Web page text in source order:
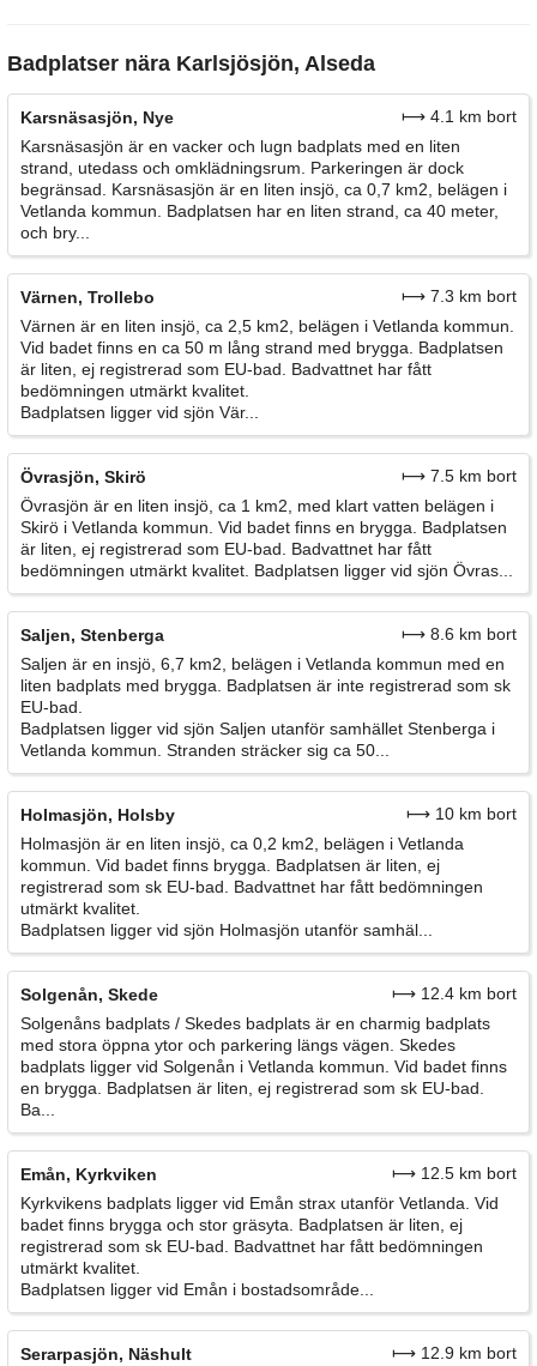
Badplatser nära Karlsjösjön, Alseda
Karsnäsasjön, Nye
⟼ 4.1 km bort
Karsnäsasjön är en vacker och lugn badplats med en liten
strand, utedass och omklädningsrum. Parkeringen är dock
begränsad. Karsnäsasjön är en liten insjö, ca 0,7 km2, belägen i
Vetlanda kommun. Badplatsen har en liten strand, ca 40 meter,
och bry...
Värnen, Trollebo
⟼ 7.3 km bort
Värnen är en liten insjö, ca 2,5 km2, belägen i Vetlanda kommun.
Vid badet finns en ca 50 m lång strand med brygga. Badplatsen
är liten, ej registrerad som EU-bad. Badvattnet har fått
bedömningen utmärkt kvalitet.
Badplatsen ligger vid sjön Vär...
Övrasjön, Skirö
⟼ 7.5 km bort
Övrasjön är en liten insjö, ca 1 km2, med klart vatten belägen i
Skirö i Vetlanda kommun. Vid badet finns en brygga. Badplatsen
är liten, ej registrerad som EU-bad. Badvattnet har fått
bedömningen utmärkt kvalitet. Badplatsen ligger vid sjön Övras...
Saljen, Stenberga
⟼ 8.6 km bort
Saljen är en insjö, 6,7 km2, belägen i Vetlanda kommun med en
liten badplats med brygga. Badplatsen är inte registrerad som sk
EU-bad.
Badplatsen ligger vid sjön Saljen utanför samhället Stenberga i
Vetlanda kommun. Stranden sträcker sig ca 50...
Holmasjön, Holsby
⟼ 10 km bort
Holmasjön är en liten insjö, ca 0,2 km2, belägen i Vetlanda
kommun. Vid badet finns brygga. Badplatsen är liten, ej
registrerad som sk EU-bad. Badvattnet har fått bedömningen
utmärkt kvalitet.
Badplatsen ligger vid sjön Holmasjön utanför samhäl...
Solgenån, Skede
⟼ 12.4 km bort
Solgenåns badplats / Skedes badplats är en charmig badplats
med stora öppna ytor och parkering längs vägen. Skedes
badplats ligger vid Solgenån i Vetlanda kommun. Vid badet finns
en brygga. Badplatsen är liten, ej registrerad som sk EU-bad.
Ba...
Emån, Kyrkviken
⟼ 12.5 km bort
Kyrkvikens badplats ligger vid Emån strax utanför Vetlanda. Vid
badet finns brygga och stor gräsyta. Badplatsen är liten, ej
registrerad som sk EU-bad. Badvattnet har fått bedömningen
utmärkt kvalitet.
Badplatsen ligger vid Emån i bostadsområde...
Serarpasjön, Näshult
⟼ 12.9 km bort